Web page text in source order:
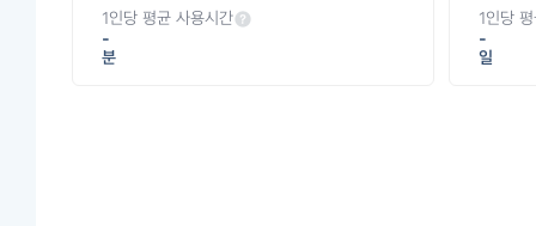
1인당 평균 사용시간
-
분
1인당
-
일